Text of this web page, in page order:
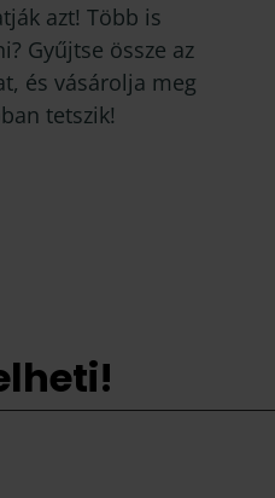
azt! Több is
Gyűjtse össze az
és vásárolja meg
tetszik!